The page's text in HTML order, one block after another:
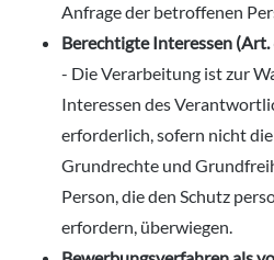
Anfrage der betroffenen
Berechtigte Interessen (Art.
- Die Verarbeitung ist zur
Interessen des
erforderlich, sofern nicht
Grundrechte und
Person, die den Schutz
erfordern, überwiegen.